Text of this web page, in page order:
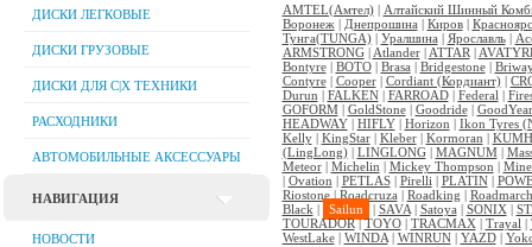
ДИСКИ ЛЕГКОВЫЕ
ДИСКИ ГРУЗОВЫЕ
ДИСКИ ДЛЯ C|Х ТЕХНИКИ
РАСХОДНИКИ
АВТОМОБИЛЬНЫЕ АКСЕССУАРЫ
НАВИГАЦИЯ
НОВОСТИ
AMTEL(Амтел)| Алтайский Шинный
Воронеж| Днепрошина | Киров|
Тунга(TUNGA)| Уралшина | Ярославль|
ARMSTRONG| Atlander| ATTAR |
Bontyre| BOTO| Brasa | Bridgestone|
Contyre| Cooper| Cordiant (Кордиант)|
Durun | FALKEN| FARROAD| Federal |
GOFORM| GoldStone| Goodride| GoodYear
HEADWAY| HIFLY| Horizon | Ikon Tyres
Kelly| KingStar| Kleber| Kormoran |
(LingLong)| LINGLONG| MAGNUM|
Meteor| Michelin | Mickey Thompson |
| Ovation | PETLAS| Pirelli | PLATIN|
Riostone| Roadcruza | Roadking | Roadmarch
Black | Sailun | SAVA| Satoya | SONIX |
TOURADOR|TOYO| TRACMAX | Trayal |
WestLake| WINDA| WINRUN| YAZD|